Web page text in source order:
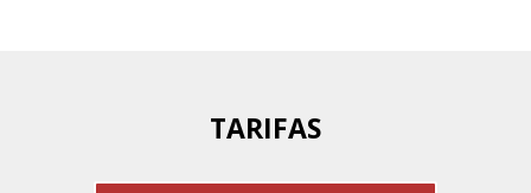
TARIFAS